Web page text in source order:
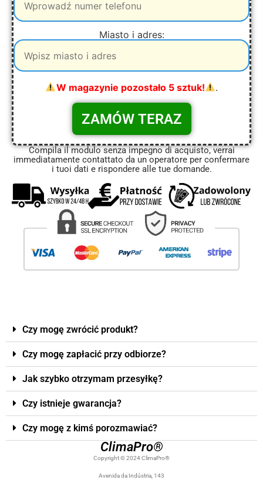
Miasto i adres:
W magazynie pozostało 5 sztuk! .
Compila il modulo senza impegno di acquisto, verrai
immediatamente contattato da un operatore per confermare
i tuoi dati e rispondere alle tue domande.
Czy mogę zwrócić produkt?
Czy mogę zapłacić przy odbiorze?
Jak szybko otrzymam przesyłkę?
Czy istnieje gwarancja?
Czy mogę z kimś porozmawiać?
ClimaPro®
Copyright © 2024 ClimaPro®
Avenida da Indústria, 143